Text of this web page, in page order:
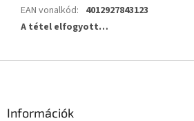
EAN vonalkód: 4012927843123
A tétel elfogyott…
Információk